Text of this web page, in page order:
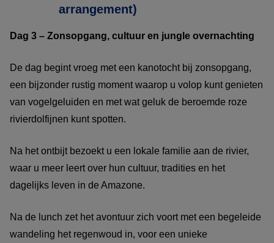
arrangement)
Dag 3 – Zonsopgang, cultuur en jungle overnachting
De dag begint vroeg met een kanotocht bij zonsopgang,
een bijzonder rustig moment waarop u volop kunt genieten
van vogelgeluiden en met wat geluk de beroemde roze
rivierdolfijnen kunt spotten.
Na het ontbijt bezoekt u een lokale familie aan de rivier,
waar u meer leert over hun cultuur, tradities en het
dagelijks leven in de Amazone.
Na de lunch zet het avontuur zich voort met een begeleide
wandeling het regenwoud in, voor een unieke